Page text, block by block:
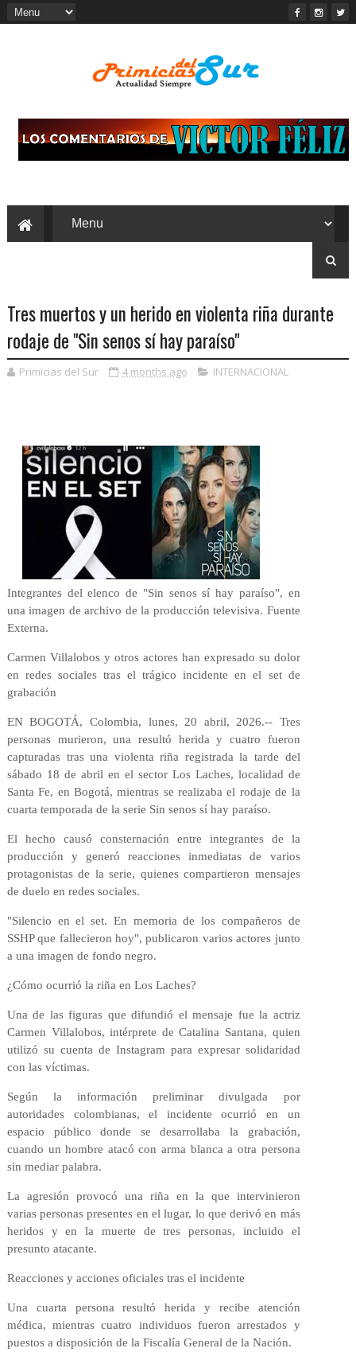
Tres muertos y un herido en violenta riña durante
rodaje de "Sin senos sí hay paraíso"
Primicias del Sur 4 months ago INTERNACIONAL
Integrantes del elenco de "Sin senos sí hay paraíso", en
una imagen de archivo de la producción televisiva. Fuente
Externa.
Carmen Villalobos y otros actores han expresado su dolor
en redes sociales tras el trágico incidente en el set de
grabación
EN BOGOTÁ, Colombia, lunes, 20 abril, 2026.-- Tres
personas murieron, una resultó herida y cuatro fueron
capturadas tras una violenta riña registrada la tarde del
sábado 18 de abril en el sector Los Laches, localidad de
Santa Fe, en Bogotá, mientras se realizaba el rodaje de la
cuarta temporada de la serie Sin senos sí hay paraíso.
El hecho causó consternación entre integrantes de la
producción y generó reacciones inmediatas de varios
protagonistas de la serie, quienes compartieron mensajes
de duelo en redes sociales.
"Silencio en el set. En memoria de los compañeros de
SSHP que fallecieron hoy", publicaron varios actores junto
a una imagen de fondo negro.
¿Cómo ocurrió la riña en Los Laches?
Una de las figuras que difundió el mensaje fue la actriz
Carmen Villalobos, intérprete de Catalina Santana, quien
utilizó su cuenta de Instagram para expresar solidaridad
con las víctimas.
Según la información preliminar divulgada por
autoridades colombianas, el incidente ocurrió en un
espacio público donde se desarrollaba la grabación,
cuando un hombre atacó con arma blanca a otra persona
sin mediar palabra.
La agresión provocó una riña en la que intervinieron
varias personas presentes en el lugar, lo que derivó en más
heridos y en la muerte de tres personas, incluido el
presunto atacante.
Reacciones y acciones oficiales tras el incidente
Una cuarta persona resultó herida y recibe atención
médica, mientras cuatro individuos fueron arrestados y
puestos a disposición de la Fiscalía General de la Nación.